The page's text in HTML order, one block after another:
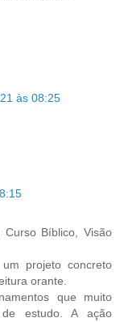
às 08:25
Bíblico, Visão
projeto concreto
orante.
que muito
de estudo. A ação